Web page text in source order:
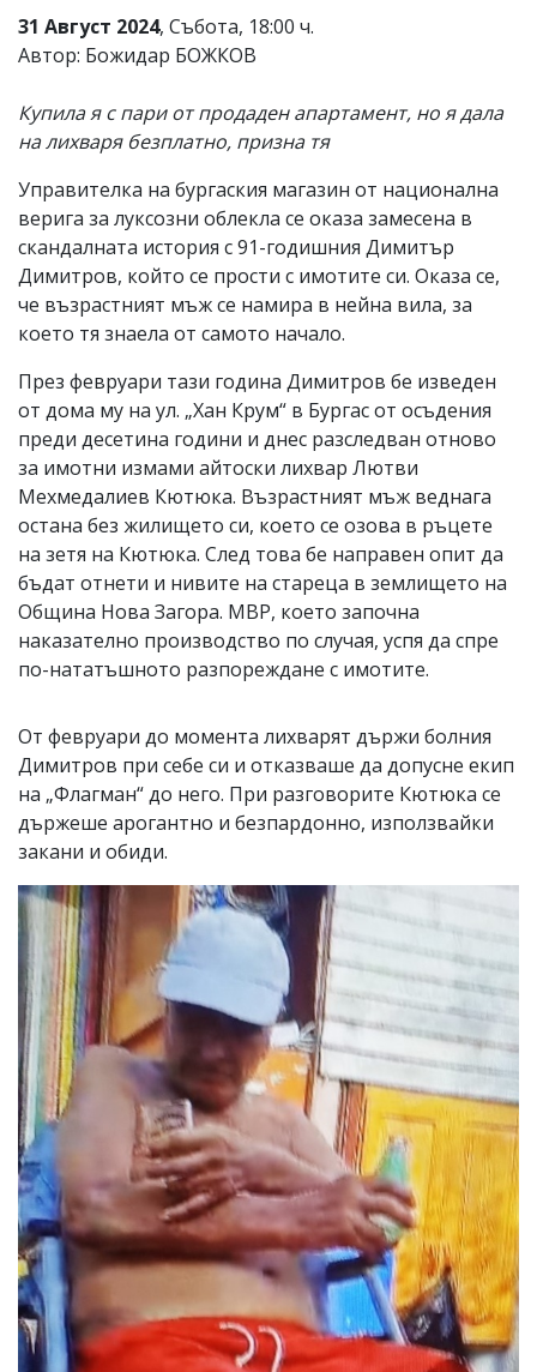
отговорност
за
тях!
откриете
обиден
за
коментар,
моля
сигнализирайте
31 Август 2024, Събота, 18:00 ч.
Автор: Божидар БОЖКОВ
Купила я с пари от продаден апартамент, но я дала
на лихваря безплатно, призна тя
Управителка на бургаския магазин от национална
верига за луксозни облекла се оказа замесена в
скандалната история с 91-годишния Димитър
Димитров, който се прости с имотите си. Оказа се,
че възрастният мъж се намира в нейна вила, за
което тя знаела от самото начало.
През февруари тази година Димитров бе изведен
от дома му на ул. „Хан Крум“ в Бургас от осъдения
преди десетина години и днес разследван отново
за имотни измами айтоски лихвар Лютви
Мехмедалиев Кютюка. Възрастният мъж веднага
остана без жилището си, което се озова в ръцете
на зетя на Кютюка. След това бе направен опит да
бъдат отнети и нивите на стареца в землището на
Община Нова Загора. МВР, което започна
наказателно производство по случая, успя да спре
по-нататъшното разпореждане с имотите.
От февруари до момента лихварят държи болния
Димитров при себе си и отказваше да допусне екип
на „Флагман“ до него. При разговорите Кютюка се
държеше арогантно и безпардонно, използвайки
закани и обиди.